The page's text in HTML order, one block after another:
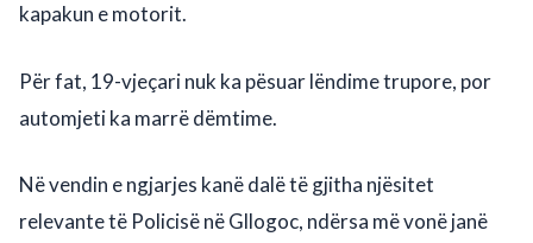
kapakun e motorit.
Për fat, 19-vjeçari nuk ka pësuar lëndime trupore, por
automjeti ka marrë dëmtime.
Në vendin e ngjarjes kanë dalë të gjitha njësitet
relevante të Policisë në Gllogoc, ndërsa më vonë janë